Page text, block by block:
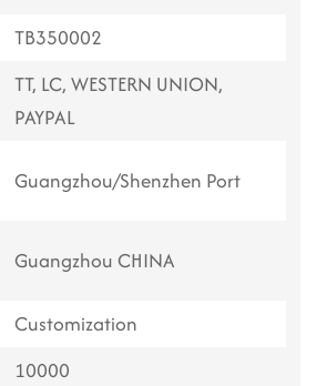
TB350002
TT, LC, WESTERN UNION,
PAYPAL
Guangzhou/Shenzhen Port
Guangzhou CHINA
Customization
10000